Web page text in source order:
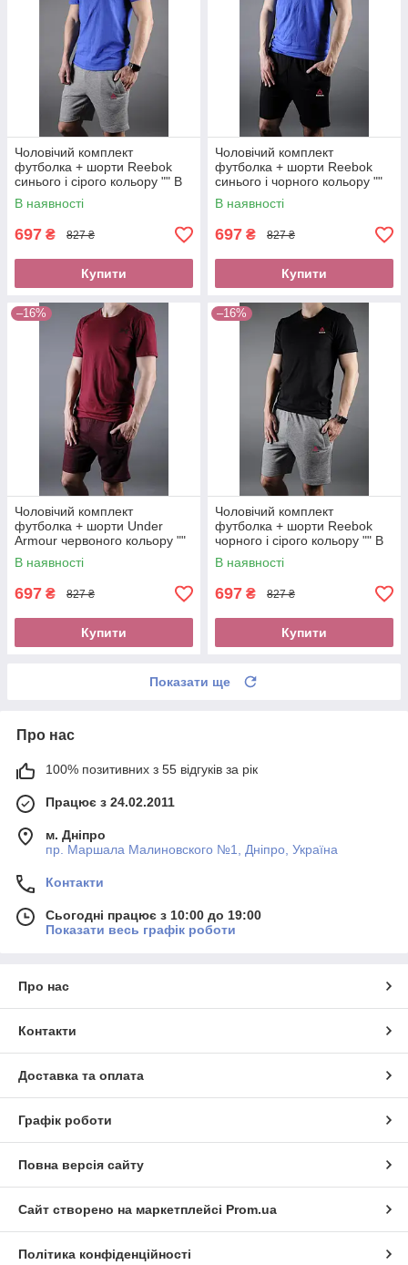
Чоловічий комплект
футболка + шорти Reebok
синього і сірого кольору "" В
стилі Reebok ""
В наявності
697 ₴ 827 ₴
Купити
Чоловічий комплект
футболка + шорти Reebok
синього і чорного кольору ""
В стилі Reebok ""
В наявності
697 ₴ 827 ₴
Купити
–16%
Чоловічий комплект
футболка + шорти Under
Armour червоного кольору ""
В стилі Under Armour ""
В наявності
697 ₴ 827 ₴
Купити
–16%
Чоловічий комплект
футболка + шорти Reebok
чорного і сірого кольору "" В
стилі Reebok ""
В наявності
697 ₴ 827 ₴
Купити
Показати ще
Про нас
100% позитивних з 55 відгуків за рік
Працює з 24.02.2011
м. Дніпро
пр. Маршала Малиновского №1, Дніпро, Україна
Контакти
Сьогодні працює з 10:00 до 19:00
Показати весь графік роботи
Про нас
Контакти
Доставка та оплата
Графік роботи
Повна версія сайту
Сайт створено на маркетплейсі Prom.ua
Політика конфіденційності